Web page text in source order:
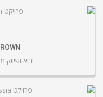
יבוא ושיווק